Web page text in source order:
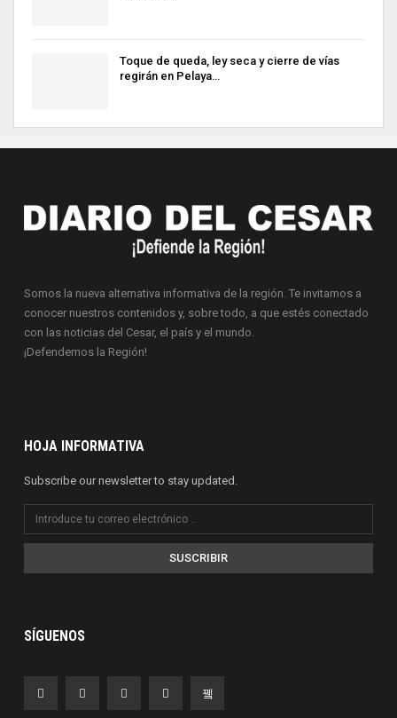
Toque de queda, ley seca y cierre de vías
regirán en Pelaya…
Somos la nueva alternativa informativa de la región. Te invitamos a
conocer nuestros contenidos y, sobre todo, a que estés conectado
con las noticias del Cesar, el país y el mundo.
¡Defendemos la Región!
HOJA INFORMATIVA
Subscribe our newsletter to stay updated.
SUSCRIBIR
SÍGUENOS